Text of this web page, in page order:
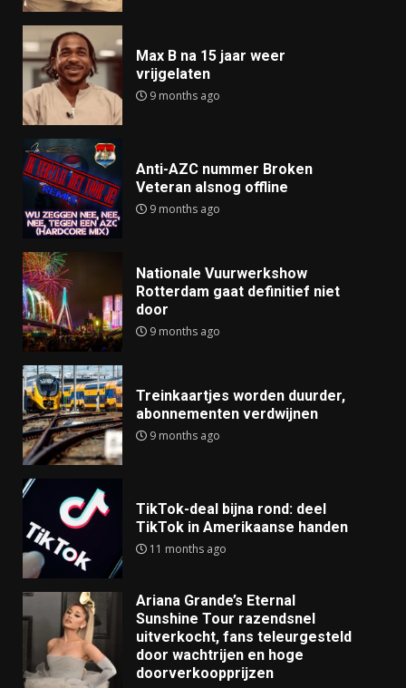
Max B na 15 jaar weer
vrijgelaten
9 months ago
Anti-AZC nummer Broken
Veteran alsnog offline
9 months ago
Nationale Vuurwerkshow
Rotterdam gaat definitief niet
door
9 months ago
Treinkaartjes worden duurder,
abonnementen verdwijnen
9 months ago
TikTok-deal bijna rond: deel
TikTok in Amerikaanse handen
11 months ago
Ariana Grande’s Eternal
Sunshine Tour razendsnel
uitverkocht, fans teleurgesteld
door wachtrijen en hoge
doorverkoopprijzen